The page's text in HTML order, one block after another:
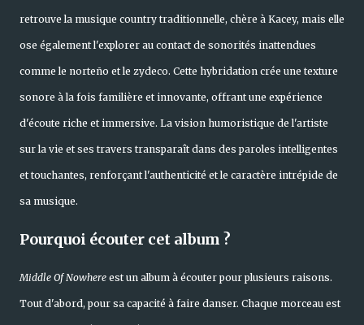
retrouve la musique country traditionnelle, chère à Kacey, mais elle
ose également l'explorer au contact de sonorités inattendues
comme le norteño et le zydeco. Cette hybridation crée une texture
sonore à la fois familière et innovante, offrant une expérience
d'écoute riche et immersive. La vision humoristique de l'artiste
sur la vie et ses travers transparaît dans des paroles intelligentes
et touchantes, renforçant l'authenticité et le caractère intrépide de
sa musique.
Pourquoi écouter cet album ?
Middle Of Nowhere est un album à écouter pour plusieurs raisons.
Tout d'abord, pour sa capacité à faire danser. Chaque morceau est